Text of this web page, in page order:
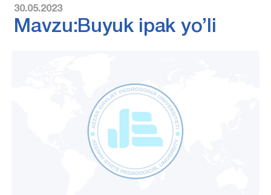
30.05.2023
Mavzu:Buyuk ipak yo’li